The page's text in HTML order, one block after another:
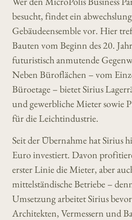
besucht, findet ein
Gebäudeensemble vor. Hier
Bauten vom Beginn des 20.
futuristisch anmutende
Neben Büroflächen – vom
Büroetage – bietet Sirius
und gewerbliche Mieter sowie
für die Leichtindustrie.
Seit der Übernahme hat Sirius
Euro investiert. Davon
erster Linie die Mieter, aber
mittelständische Betriebe –
Umsetzung arbeitet Sirius
Architekten, Vermessern und